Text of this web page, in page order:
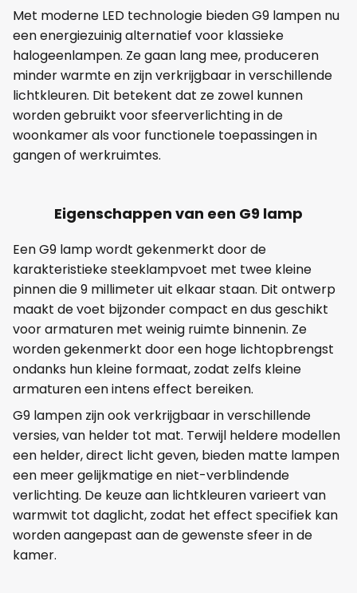
Met moderne LED technologie bieden G9 lampen nu
een energiezuinig alternatief voor klassieke
halogeenlampen. Ze gaan lang mee, produceren
minder warmte en zijn verkrijgbaar in verschillende
lichtkleuren. Dit betekent dat ze zowel kunnen
worden gebruikt voor sfeerverlichting in de
woonkamer als voor functionele toepassingen in
gangen of werkruimtes.
Eigenschappen van een G9 lamp
Een G9 lamp wordt gekenmerkt door de
karakteristieke steeklampvoet met twee kleine
pinnen die 9 millimeter uit elkaar staan. Dit ontwerp
maakt de voet bijzonder compact en dus geschikt
voor armaturen met weinig ruimte binnenin. Ze
worden gekenmerkt door een hoge lichtopbrengst
ondanks hun kleine formaat, zodat zelfs kleine
armaturen een intens effect bereiken.
G9 lampen zijn ook verkrijgbaar in verschillende
versies, van helder tot mat. Terwijl heldere modellen
een helder, direct licht geven, bieden matte lampen
een meer gelijkmatige en niet-verblindende
verlichting. De keuze aan lichtkleuren varieert van
warmwit tot daglicht, zodat het effect specifiek kan
worden aangepast aan de gewenste sfeer in de
kamer.